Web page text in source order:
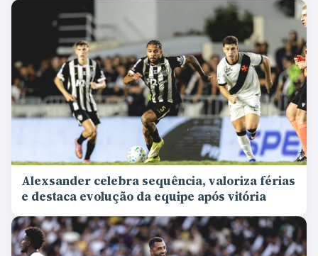
Alexsander celebra sequência, valoriza férias
e destaca evolução da equipe após vitória